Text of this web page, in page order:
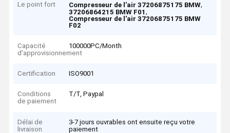
Le point fort Compresseur de l'air 37206875175 BMW,
37206864215 BMW F01,
Compresseur de l'air 37206875175 BMW
F02
Capacité
d'approvisionnement
100000PC/Month
Certification ISO9001
Conditions
de paiement
T/T, Paypal
Délai de
livraison
3-7 jours ouvrables ont ensuite reçu votre
paiement